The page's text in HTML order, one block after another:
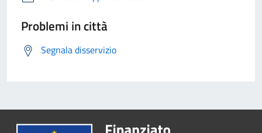
Problemi in città
Segnala disservizio